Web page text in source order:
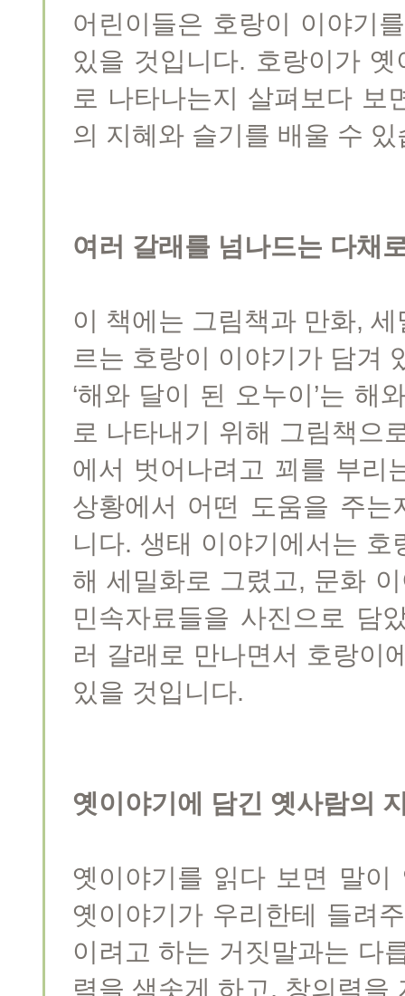
어린이들은 호랑이 이야기
있을 것입니다. 호랑이가
로 나타나는지 살펴보다 보
의 지혜와 슬기를 배울 수
여러 갈래를 넘나드는 다채
이 책에는 그림책과 만화,
르는 호랑이 이야기가 담겨
‘해와 달이 된 오누이’는
로 나타내기 위해 그림책으
에서 벗어나려고 꾀를 부리
상황에서 어떤 도움을 주
니다. 생태 이야기에서는
해 세밀화로 그렸고, 문화
민속자료들을 사진으로 담
러 갈래로 만나면서 호랑이
있을 것입니다.
옛이야기에 담긴 옛사람의
옛이야기를 읽다 보면 말
옛이야기가 우리한테 들려
이려고 하는 거짓말과는 다
력을 샘솟게 하고, 창의력을